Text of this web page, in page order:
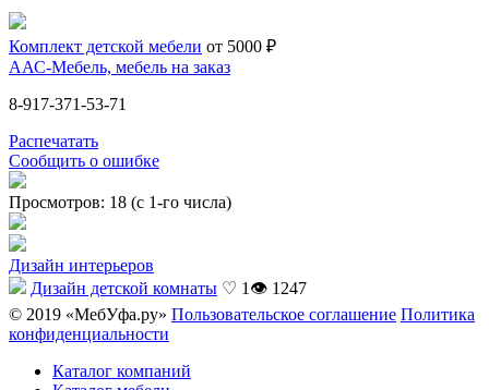
Комплект детской мебели от 5000 ₽
ААС-Мебель, мебель на заказ
8-917-371-53-71
Распечатать
Сообщить о ошибке
Просмотров: 18 (с 1-го числа)
Дизайн интерьеров
Дизайн детской комнаты ♡ 1 👁 1247
© 2019 «МебУфа.ру» Пользовательское соглашение Политика
конфиденциальности
Каталог компаний